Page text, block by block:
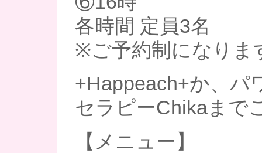
各時間 定員3名
※ご予約制になりま
+Happeach+か、パ
セラピーChikaまで
【メニュー】